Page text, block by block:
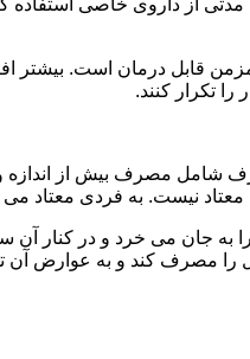
قابل درمان است. بیشتر
را تکرار کنند.
شامل مصرف بیش از
نیست. به فردی معتاد می
جان می خرد و در کنار
مصرف کند و به عوارض آن